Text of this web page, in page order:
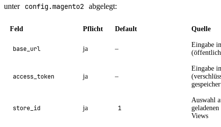
unter config.magento2 abgelegt:
Feld Pflicht Default Quelle
base_url ja –
Eingabe
access_token ja –
Eingabe
store_id ja 1
Auswahl
Views